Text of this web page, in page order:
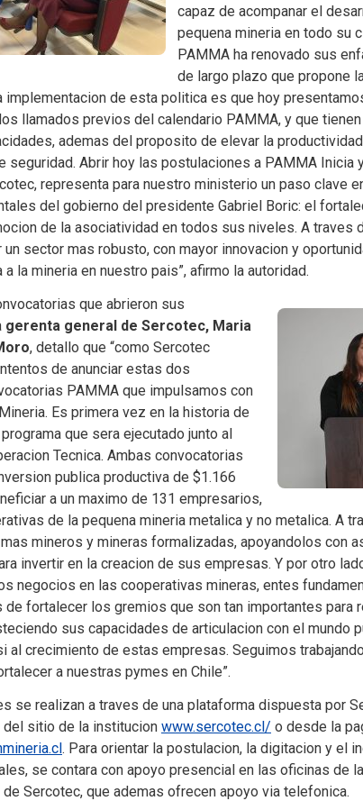
capaz de acompanar el
pequena mineria en todo su
PAMMA ha renovado sus
de largo plazo que propone
implementacion de esta politica es que hoy
llamados previos del calendario PAMMA, y que
ademas del proposito de elevar la
seguridad. Abrir hoy las postulaciones a PAMMA Inicia
representa para nuestro ministerio un paso clave
del gobierno del presidente Gabriel Boric: el
de la asociatividad en todos sus niveles. A
sector mas robusto, con mayor innovacion y
la mineria en nuestro pais”, afirmo la autoridad.
que abrieron sus
gerenta general de Sercotec, Maria
, detallo que “como Sercotec
de anunciar estas dos
PAMMA que impulsamos con
Es primera vez en la historia de
que sera ejecutado junto al
Tecnica. Ambas convocatorias
publica productiva de $1.166
a un maximo de 131 empresarios,
de la pequena mineria metalica y no metalica. A
mineros y mineras formalizadas, apoyandolos con
invertir en la creacion de sus empresas. Y por otro
negocios en las cooperativas mineras, entes
de fortalecer los gremios que son tan importantes para
sus capacidades de articulacion con el mundo
al crecimiento de estas empresas. Seguimos
a nuestras pymes en Chile”.
se realizan a traves de una plataforma dispuesta por
del sitio de la institucion www.sercotec.cl/ o desde la
. Para orientar la postulacion, la digitacion y el
se contara con apoyo presencial en las oficinas de
Sercotec, que ademas ofrecen apoyo via telefonica.